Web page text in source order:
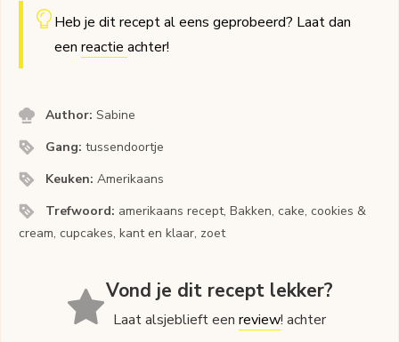
Heb je dit recept al eens geprobeerd? Laat dan
een reactie achter!
Author:Sabine
Gang:tussendoortje
Keuken:Amerikaans
Trefwoord: amerikaans recept, Bakken, cake, cookies &
cream, cupcakes, kant en klaar, zoet
Vond je dit recept lekker?
Laat alsjeblieft eenreview! achter